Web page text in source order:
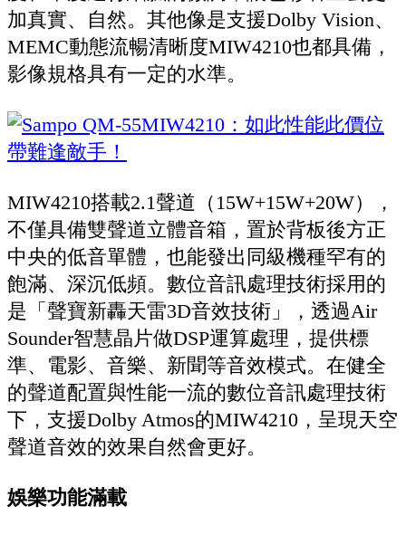
加真實、自然。其他像是支援Dolby Vision、
MEMC動態流暢清晰度MIW4210也都具備，
影像規格具有一定的水準。
MIW4210搭載2.1聲道（15W+15W+20W），
不僅具備雙聲道立體音箱，置於背板後方正
中央的低音單體，也能發出同級機種罕有的
飽滿、深沉低頻。數位音訊處理技術採用的
是「聲寶新轟天雷3D音效技術」，透過Air
Sounder智慧晶片做DSP運算處理，提供標
準、電影、音樂、新聞等音效模式。在健全
的聲道配置與性能一流的數位音訊處理技術
下，支援Dolby Atmos的MIW4210，呈現天空
聲道音效的效果自然會更好。
娛樂功能滿載